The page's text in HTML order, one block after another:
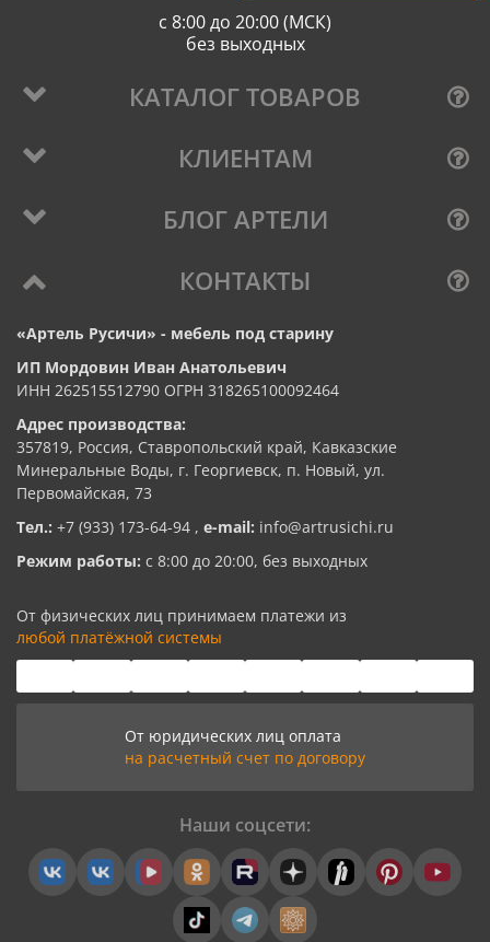
с 8:00 до 20:00 (МСК)
без выходных
КАТАЛОГ ТОВАРОВ
КЛИЕНТАМ
БЛОГ АРТЕЛИ
КОНТАКТЫ
«Артель Русичи» - мебель под старину
ИП Мордовин Иван Анатольевич
ИНН 262515512790 ОГРН 318265100092464
Адрес производства:
357819, Россия, Ставропольский край, Кавказские
Минеральные Воды, г. Георгиевск, п. Новый, ул.
Первомайская, 73
Тел.: +7 (933) 173-64-94 , e-mail: info@artrusichi.ru
Режим работы: с 8:00 до 20:00, без выходных
От физических лиц принимаем платежи из
любой платёжной системы
От юридических лиц оплата
на расчетный счет по договору
Наши соцсети: